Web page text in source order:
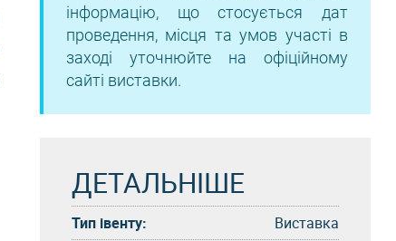
інформацію, що стосується дат
проведення, місця та умов участі в
заході уточнюйте на офіційному
сайті виставки.
ДЕТАЛЬНІШЕ
Тип івенту:
Виставка